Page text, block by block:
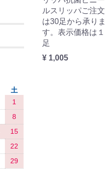
土
1
8
15
22
29
ルスリッパご注文
は30足から承りま
す。表示価格は１
足
¥ 1,005